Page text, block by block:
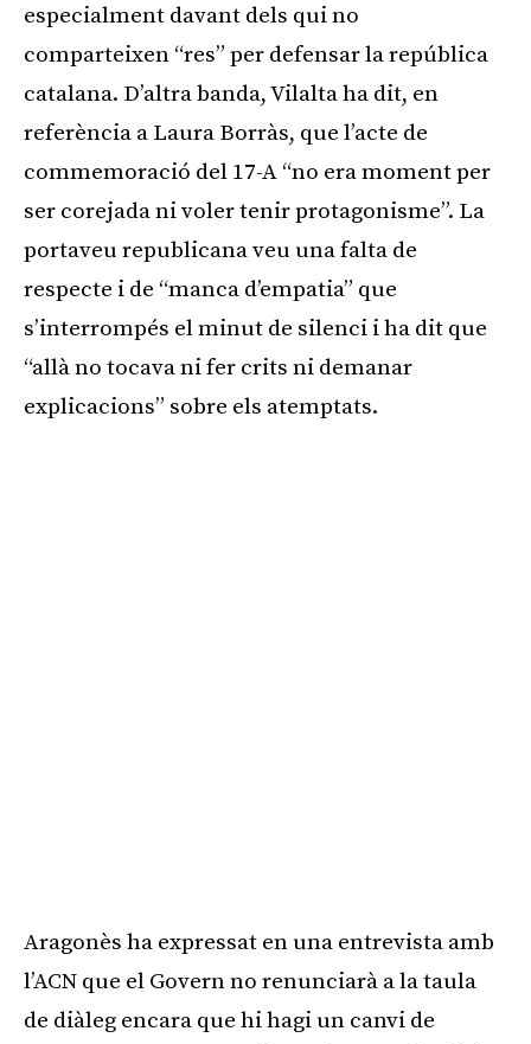
especialment davant dels qui no
comparteixen “res” per defensar la república
catalana. D’altra banda, Vilalta ha dit, en
referència a Laura Borràs, que l’acte de
commemoració del 17-A “no era moment per
ser corejada ni voler tenir protagonisme”. La
portaveu republicana veu una falta de
respecte i de “manca d’empatia” que
s’interrompés el minut de silenci i ha dit que
“allà no tocava ni fer crits ni demanar
explicacions” sobre els atemptats.
Aragonès ha expressat en una entrevista amb
l’ACN que el Govern no renunciarà a la taula
de diàleg encara que hi hagi un canvi de